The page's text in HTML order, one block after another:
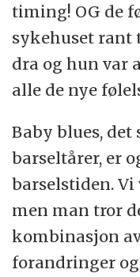
timing! OG de
sykehuset rant
dra og hun var
alle de nye
Baby blues,
barseltårer, er
barselstiden.
men man tror
kombinasjon
forandringer